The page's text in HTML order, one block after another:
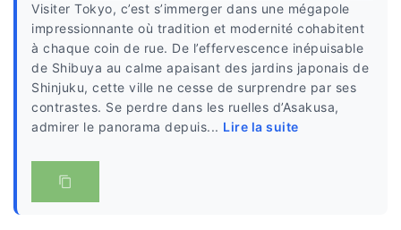
Visiter Tokyo, c’est s’immerger dans une mégapole
impressionnante où tradition et modernité cohabitent
à chaque coin de rue. De l’effervescence inépuisable
de Shibuya au calme apaisant des jardins japonais de
Shinjuku, cette ville ne cesse de surprendre par ses
contrastes. Se perdre dans les ruelles d’Asakusa,
admirer le panorama depuis... Lire la suite